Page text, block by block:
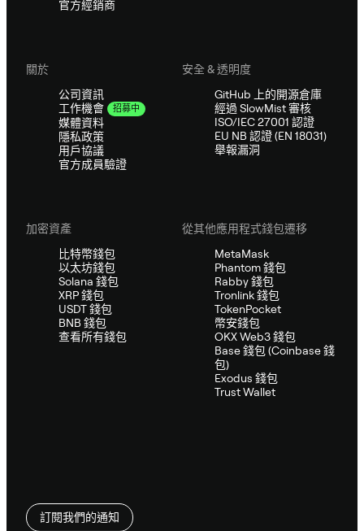
官方經銷商
關於
公司資訊
工作機會
招募中
媒體資料
隱私政策
用戶協議
官方成員驗證
安全 & 透明度
GitHub 上的開源倉庫
經過 SlowMist 審核
ISO/IEC 27001 認證
EU NB 認證 (EN 18031)
舉報漏洞
加密資產
比特幣錢包
以太坊錢包
Solana 錢包
XRP 錢包
USDT 錢包
BNB 錢包
查看所有錢包
從其他應用程式錢包遷移
MetaMask
Phantom 錢包
Rabby 錢包
Tronlink 錢包
TokenPocket
幣安錢包
OKX Web3 錢包
Base 錢包 (Coinbase 錢
包)
Exodus 錢包
Trust Wallet
訂閱我們的通知